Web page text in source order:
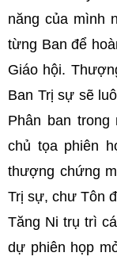
năng của mình
từng Ban để
Giáo hội.
Ban Trị sự sẽ
Phân ban
chủ tọa phiên
thượng chứng
Trị sự, chư Tôn
Tăng Ni trụ trì
dự phiên họp